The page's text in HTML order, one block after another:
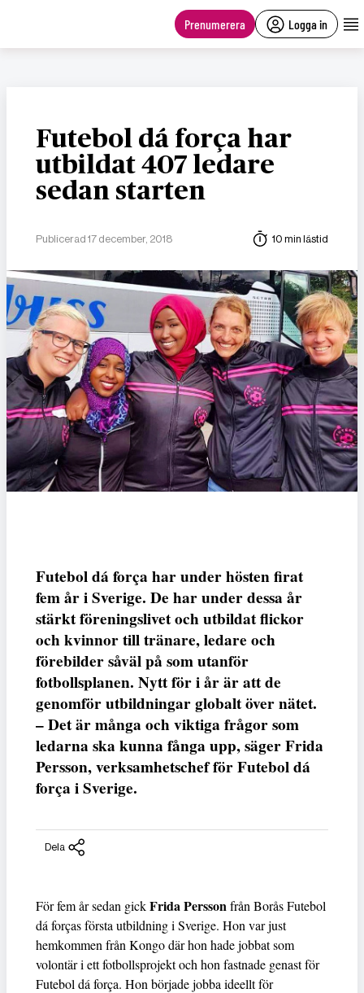
Prenumerera Logga in
Futebol dá força har
utbildat 407 ledare
sedan starten
Publicerad 17 december, 2018 10 min lästid
Futebol dá força har under hösten firat
fem år i Sverige. De har under dessa år
stärkt föreningslivet och utbildat flickor
och kvinnor till tränare, ledare och
förebilder såväl på som utanför
fotbollsplanen. Nytt för i år är att de
genomför utbildningar globalt över nätet.
– Det är många och viktiga frågor som
ledarna ska kunna fånga upp, säger Frida
Persson, verksamhetschef för Futebol dá
força i Sverige.
Dela
För fem år sedan gickFrida Perssonfrån Borås Futebol
dá forças första utbildning i Sverige. Hon var just
hemkommen från Kongo där hon hade jobbat som
volontär i ett fotbollsprojekt och hon fastnade genast för
Futebol dá força. Hon började jobba ideellt för